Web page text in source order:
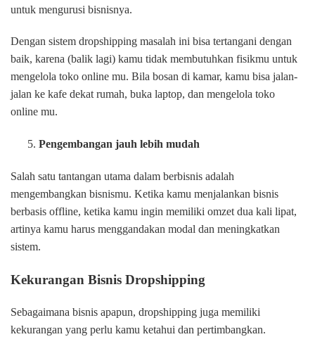
untuk mengurusi bisnisnya.
Dengan sistem dropshipping masalah ini bisa tertangani dengan
baik, karena (balik lagi) kamu tidak membutuhkan fisikmu untuk
mengelola toko online mu. Bila bosan di kamar, kamu bisa jalan-
jalan ke kafe dekat rumah, buka laptop, dan mengelola toko
online mu.
Pengembangan jauh lebih mudah
Salah satu tantangan utama dalam berbisnis adalah
mengembangkan bisnismu. Ketika kamu menjalankan bisnis
berbasis offline, ketika kamu ingin memiliki omzet dua kali lipat,
artinya kamu harus menggandakan modal dan meningkatkan
sistem.
Kekurangan Bisnis Dropshipping
Sebagaimana bisnis apapun, dropshipping juga memiliki
kekurangan yang perlu kamu ketahui dan pertimbangkan.